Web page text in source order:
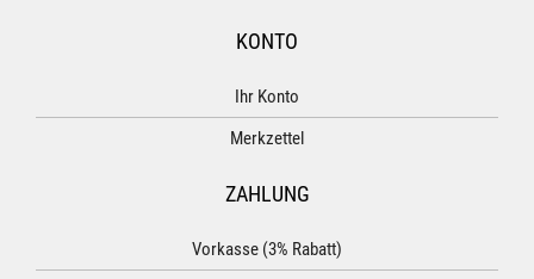
KONTO
Ihr Konto
Merkzettel
ZAHLUNG
Vorkasse (3% Rabatt)